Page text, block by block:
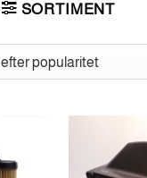
SORTIMENT